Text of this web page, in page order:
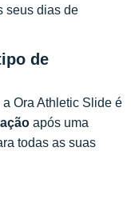
seus dias de
de
a Ora Athletic Slide é
após uma
todas as suas